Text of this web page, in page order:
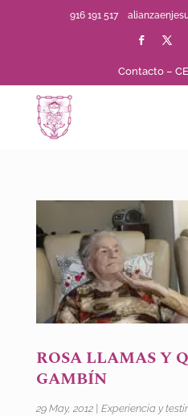
916 191 517
Contacto –
ROSA LLAMAS Y
GAMBÍN
29 May, 2012| Experiencia y